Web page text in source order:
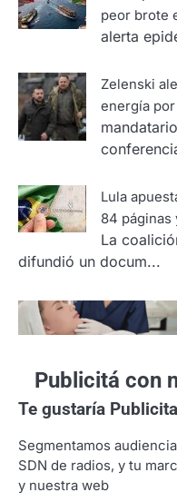
peor brote
alerta
Zelenski
energía
Lula
84
La
difundió un docum...
Publicitá con
Te gustaría
Segmentamos
SDN de radios, y tu
y nuestra web